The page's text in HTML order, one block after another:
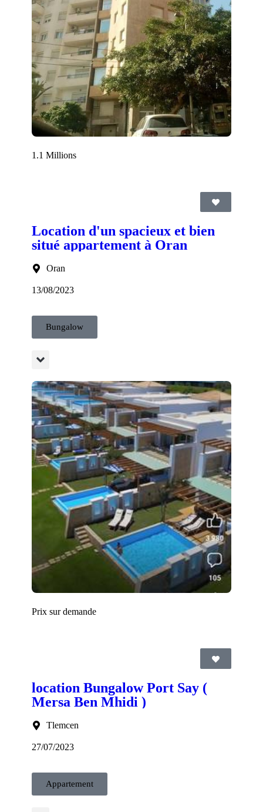
1.1 Millions
Location d'un spacieux et bien
situé appartement à Oran
Oran
13/08/2023
Bungalow
Prix sur demande
location Bungalow Port Say (
Mersa Ben Mhidi )
Tlemcen
27/07/2023
Appartement